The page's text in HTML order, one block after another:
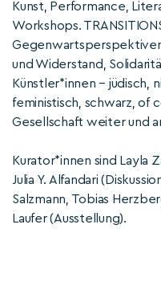
Kunst, Performance,
Workshops.
und Widerstand,
Künstler*innen – jüdisch,
feministisch, schwarz, of
Gesellschaft weiter und
Kurator*innen sind Layla
Julia Y. Alfandari
Salzmann, Tobias
Laufer (Ausstellung).